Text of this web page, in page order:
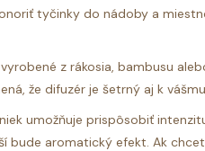
tyčinky do nádoby a
z rákosia, bambusu
že difuzér je šetrný aj k
umožňuje prispôsobiť
bude aromatický efekt. Ak